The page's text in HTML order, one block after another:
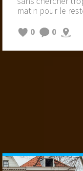
matin pour le
0
0